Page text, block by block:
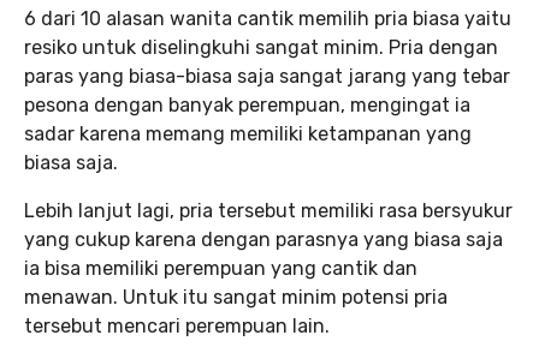
6 dari 10 alasan wanita cantik memilih pria biasa yaitu
resiko untuk diselingkuhi sangat minim. Pria dengan
paras yang biasa-biasa saja sangat jarang yang tebar
pesona dengan banyak perempuan, mengingat ia
sadar karena memang memiliki ketampanan yang
biasa saja.
Lebih lanjut lagi, pria tersebut memiliki rasa bersyukur
yang cukup karena dengan parasnya yang biasa saja
ia bisa memiliki perempuan yang cantik dan
menawan. Untuk itu sangat minim potensi pria
tersebut mencari perempuan lain.